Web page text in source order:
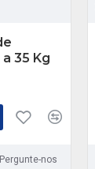
35 Kg
Pergunte-nos